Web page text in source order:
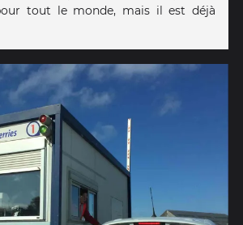
tout le monde, mais il est déjà